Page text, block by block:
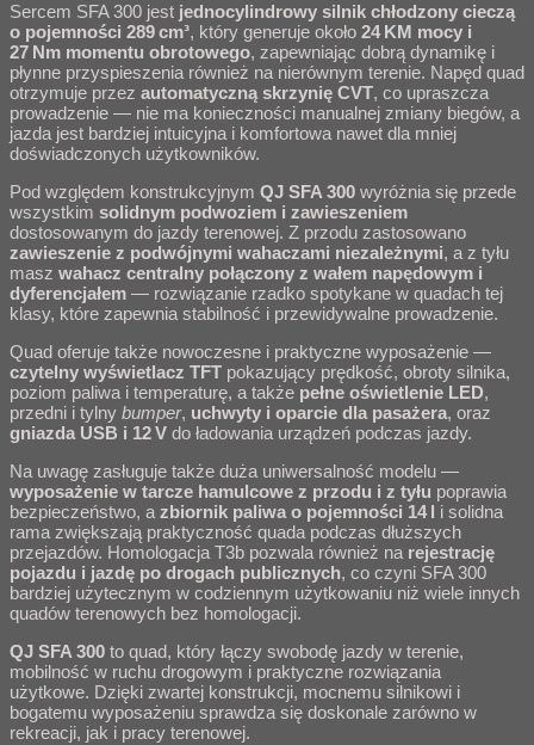
Sercem SFA 300 jest jednocylindrowy silnik chłodzony cieczą
o pojemności 289 cm³, który generuje około 24 KM mocy i
27 Nm momentu obrotowego, zapewniając dobrą dynamikę i
płynne przyspieszenia również na nierównym terenie. Napęd quad
otrzymuje przez automatyczną skrzynię CVT, co upraszcza
prowadzenie — nie ma konieczności manualnej zmiany biegów, a
jazda jest bardziej intuicyjna i komfortowa nawet dla mniej
doświadczonych użytkowników.
Pod względem konstrukcyjnym QJ SFA 300 wyróżnia się przede
wszystkim solidnym podwoziem i zawieszeniem
dostosowanym do jazdy terenowej. Z przodu zastosowano
zawieszenie z podwójnymi wahaczami niezależnymi, a z tyłu
masz wahacz centralny połączony z wałem napędowym i
dyferencjałem — rozwiązanie rzadko spotykane w quadach tej
klasy, które zapewnia stabilność i przewidywalne prowadzenie.
Quad oferuje także nowoczesne i praktyczne wyposażenie —
czytelny wyświetlacz TFT pokazujący prędkość, obroty silnika,
poziom paliwa i temperaturę, a także pełne oświetlenie LED,
przedni i tylny bumper, uchwyty i oparcie dla pasażera, oraz
gniazda USB i 12 V do ładowania urządzeń podczas jazdy.
Na uwagę zasługuje także duża uniwersalność modelu —
wyposażenie w tarcze hamulcowe z przodu i z tyłu poprawia
bezpieczeństwo, a zbiornik paliwa o pojemności 14 l i solidna
rama zwiększają praktyczność quada podczas dłuższych
przejazdów. Homologacja T3b pozwala również na rejestrację
pojazdu i jazdę po drogach publicznych, co czyni SFA 300
bardziej użytecznym w codziennym użytkowaniu niż wiele innych
quadów terenowych bez homologacji.
QJ SFA 300 to quad, który łączy swobodę jazdy w terenie,
mobilność w ruchu drogowym i praktyczne rozwiązania
użytkowe. Dzięki zwartej konstrukcji, mocnemu silnikowi i
bogatemu wyposażeniu sprawdza się doskonale zarówno w
rekreacji, jak i pracy terenowej.